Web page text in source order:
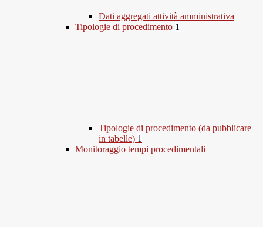
Dati aggregati attività amministrativa
Tipologie di procedimento 1
Tipologie di procedimento (da pubblicare
in tabelle) 1
Monitoraggio tempi procedimentali